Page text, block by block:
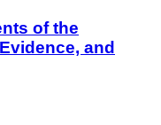
of the
and